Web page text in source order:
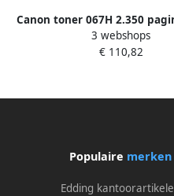
Canon toner 067H 2.350
OEM 5104C002
3 webshops
€ 110,82
Populaire merken
Edding